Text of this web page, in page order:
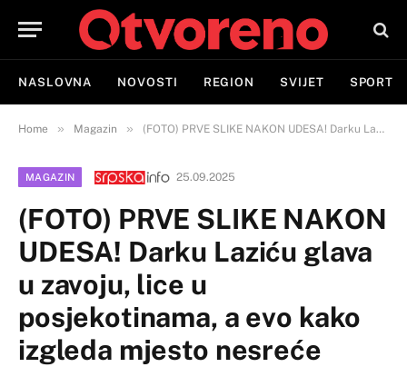
NASLOVNA NOVOSTI REGION SVIJET SPORT
Home » Magazin » (FOTO) PRVE SLIKE NAKON UDESA! Darku Laziću glava u zavoju, lice u posjekotinama, a evo kako izgleda mjesto nesreće
MAGAZIN 25.09.2025
(FOTO) PRVE SLIKE NAKON
UDESA! Darku Laziću glava
u zavoju, lice u
posjekotinama, a evo kako
izgleda mjesto nesreće